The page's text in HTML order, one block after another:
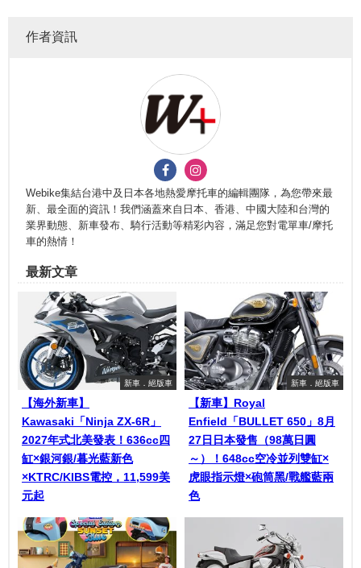
作者資訊
Webike集結台港中及日本各地熱愛摩托車的編輯團隊，為您帶來最
新、最全面的資訊！我們涵蓋來自日本、香港、中國大陸和台灣的
業界動態、新車發布、騎行活動等精彩內容，滿足您對電單車/摩托
車的熱情！
最新文章
新車．絕版車
【海外新車】
Kawasaki「Ninja ZX-6R」
2027年式北美發表！636cc四
缸×銀河銀/暮光藍新色
×KTRC/KIBS電控，11,599美
元起
新車．絕版車
【新車】Royal
Enfield「BULLET 650」8月
27日日本發售（98萬日圓
～）！648cc空冷並列雙缸×
虎眼指示燈×砲筒黑/戰艦藍兩
色